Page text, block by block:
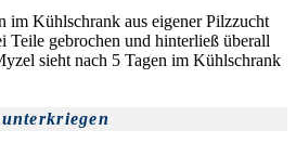
Teile gebrochen und hinterließ überall
sieht nach 5 Tagen im Kühlschrank